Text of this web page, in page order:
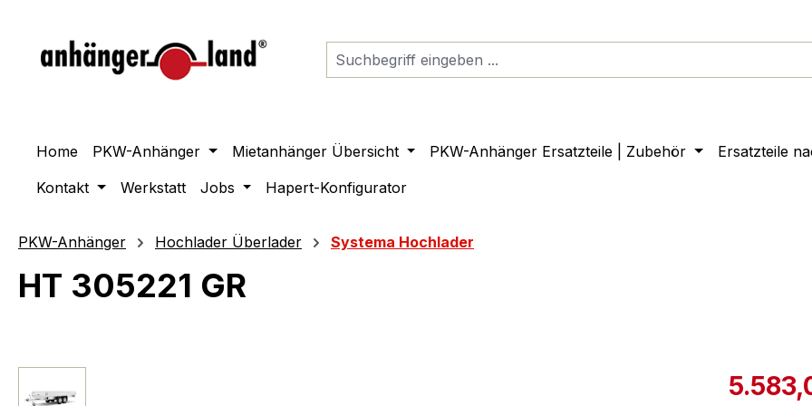
Home PKW-Anhänger Mietanhänger Übersicht PKW-Anhänger Ersatzteile | Zubehör Ersatzteile
Kontakt
Werkstatt Jobs Hapert-Konfigurator
PKW-Anhänger Hochlader Überlader Systema Hochlader
HT 305221 GR